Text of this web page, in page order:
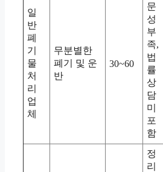
일
반
폐
기
물
처
리
업
체
무분별한
폐기 및 운
반
30~60
문
성
부
족,
법
률
상
담
미
포
함
정
리